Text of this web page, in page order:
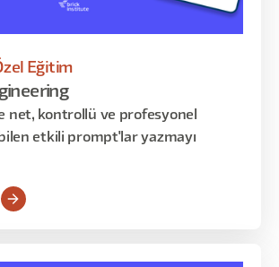
Eğitim
net, kontrollü ve profesyonel
etkili prompt'lar yazmayı